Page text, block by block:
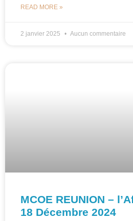
READ MORE »
2 janvier 2025 Aucun commentaire
MCOE REUNION –
18 Décembre 2024